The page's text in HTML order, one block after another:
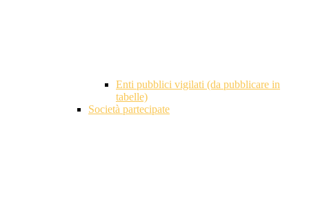
Enti pubblici vigilati (da pubblicare in
tabelle)
Società partecipate